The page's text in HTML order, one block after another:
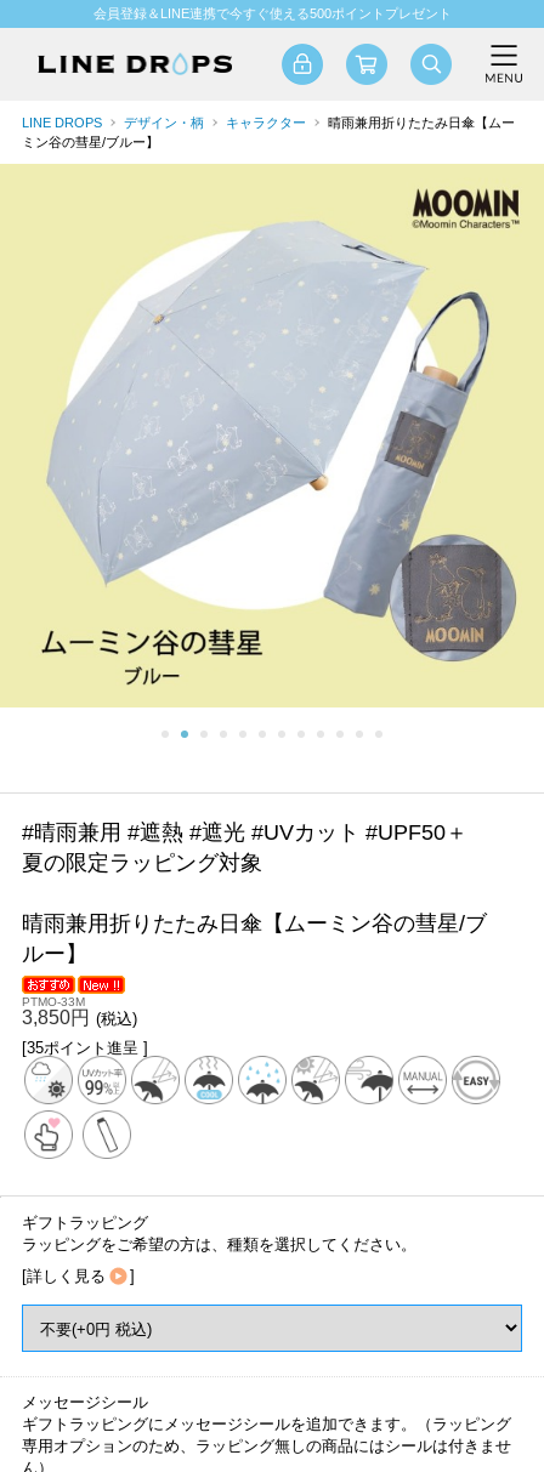
会員登録＆LINE連携で今すぐ使える500ポイントプレゼント
LINE DROPS デザイン・柄 キャラクター
晴雨兼用折りたたみ日傘【ムー
ミン谷の彗星/ブルー】
#晴雨兼用 #遮熱 #遮光 #UVカット #UPF50＋
夏の限定ラッピング対象
晴雨兼用折りたたみ日傘【ムーミン谷の彗星/ブ
ルー】
PTMO-33M
3,850円 (税込)
[35ポイント進呈 ]
ギフトラッピング
ラッピングをご希望の方は、種類を選択してください。
[詳しく見る ]
メッセージシール
ギフトラッピングにメッセージシールを追加できます。（ラッピング
専用オプションのため、ラッピング無しの商品にはシールは付きませ
ん）